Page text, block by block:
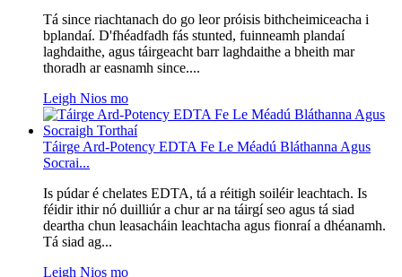
Tá since riachtanach do go leor próisis bithcheimiceacha i
bplandaí. D'fhéadfadh fás stunted, fuinneamh plandaí
laghdaithe, agus táirgeacht barr laghdaithe a bheith mar
thoradh ar easnamh since....
Leigh Nios mo
Táirge Ard-Potency EDTA Fe Le Méadú Bláthanna Agus
Socrai...
Is púdar é chelates EDTA, tá a réitigh soiléir leachtach. Is
féidir ithir nó duilliúr a chur ar na táirgí seo agus tá siad
deartha chun leasacháin leachtacha agus fionraí a dhéanamh.
Tá siad ag...
Leigh Nios mo